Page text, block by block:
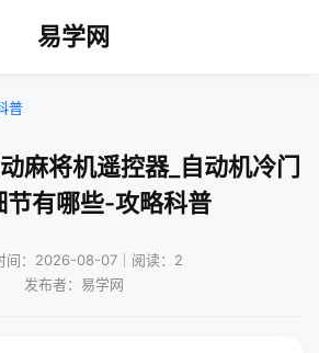
易学网
普
麻将机遥控器_自动机冷门
节有哪些-攻略科普
间：2026-08-07｜阅读：2
发布者：易学网